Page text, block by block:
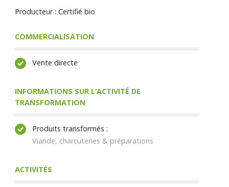
Producteur : Certifié bio
COMMERCIALISATION
Vente directe
INFORMATIONS SUR L’ACTIVITÉ DE
TRANSFORMATION
Produits transformés :
Viande, charcuteries & préparations
ACTIVITÉS